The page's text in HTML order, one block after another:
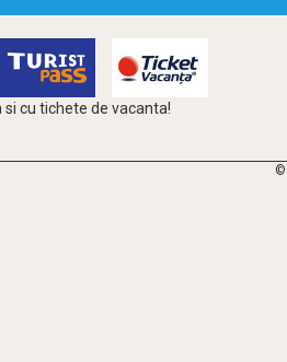
cu tichete de vacanta!
©